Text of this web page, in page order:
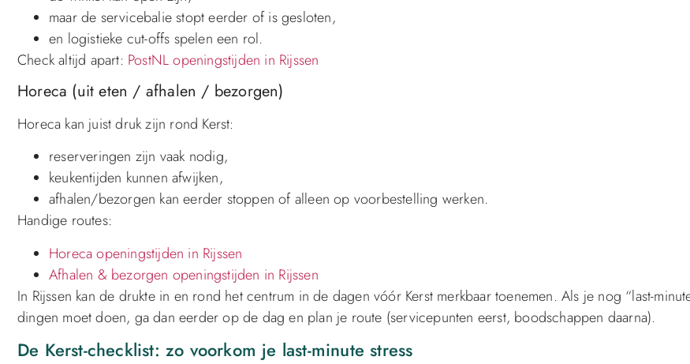
maar de servicebalie stopt eerder of is gesloten,
en logistieke cut-offs spelen een rol.
Check altijd apart: PostNL openingstijden in Rijssen
Horeca (uit eten / afhalen / bezorgen)
Horeca kan juist druk zijn rond Kerst:
reserveringen zijn vaak nodig,
keukentijden kunnen afwijken,
afhalen/bezorgen kan eerder stoppen of alleen op voorbestelling werken.
Handige routes:
Horeca openingstijden in Rijssen
Afhalen & bezorgen openingstijden in Rijssen
In Rijssen kan de drukte in en rond het centrum in de dagen vóór Kerst merkbaar toenemen. Als je nog “last-
dingen moet doen, ga dan eerder op de dag en plan je route (servicepunten eerst, boodschappen daarna).
De Kerst-checklist: zo voorkom je last-minute stress